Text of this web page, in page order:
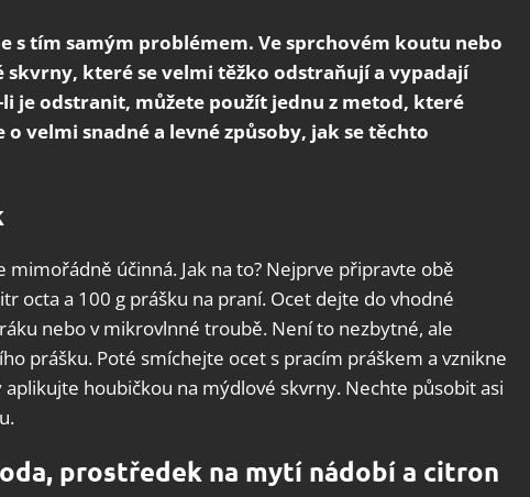
s tím samým problémem. Ve sprchovém koutu nebo
skvrny, které se velmi těžko odstraňují a vypadají
je odstranit, můžete použít jednu z metod, které
o velmi snadné a levné způsoby, jak se těchto
mimořádně účinná. Jak na to? Nejprve připravte obě
octa a 100 g prášku na praní. Ocet dejte do vhodné
nebo v mikrovlnné troubě. Není to nezbytné, ale
prášku. Poté smíchejte ocet s pracím práškem a vznikne
houbičkou na mýdlové skvrny. Nechte působit asi
prostředek na mytí nádobí a citron